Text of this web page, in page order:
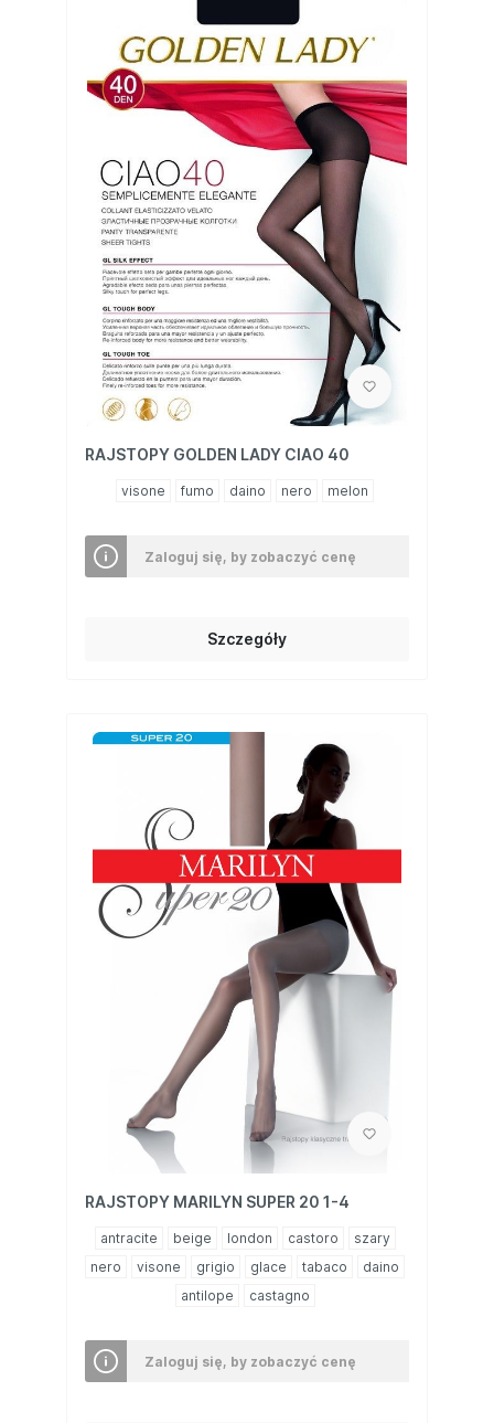
RAJSTOPY GOLDEN LADY CIAO 40
visone fumo daino nero melon
Zaloguj się, by zobaczyć cenę
Szczegóły
RAJSTOPY MARILYN SUPER 20 1-4
antracite beige london castoro
szary
nero
visone grigio glace tabaco
daino
antilope
castagno
Zaloguj się, by zobaczyć cenę